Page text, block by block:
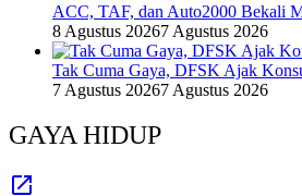
ACC, TAF, dan Auto2000 Bekali
8 Agustus 20267 Agustus 2026
Tak Cuma Gaya, DFSK Ajak
7 Agustus 20267 Agustus 2026
GAYA HIDUP